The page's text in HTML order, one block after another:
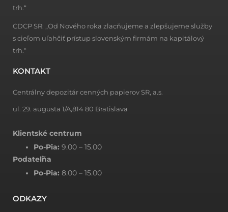
trh.“
CDCP SR: „Od Nového roka zlacňujeme a zlepšujeme služby
s cieľom uľahčiť prístup slovenským firmám na kapitálový
trh.“
KONTAKT
Centrálny depozitár cenných papierov SR, a.s.
ul. 29. augusta 1/A,814 80 Bratislava
Klientské centrum
Po-Pia: 9.00 – 15.00
Podateľňa
Po-Pia:8.00 – 15.00
ODKAZY